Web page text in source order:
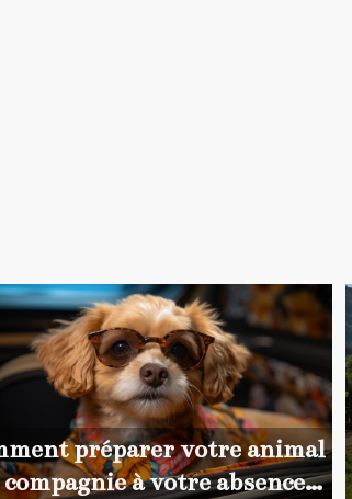
préparer votre animal
compagnie à votre absence